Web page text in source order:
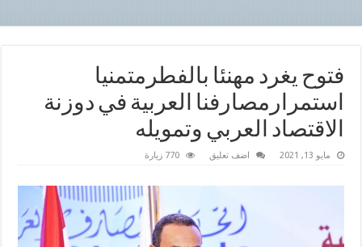
فتوح يغرد مهنئا بالفطرمتمنيا
استمرارمصارفنا العربية في دوزنة
الاقتصاد العربي وتمويله
مايو 13, 2021 اضف تعليق 770 زيارة